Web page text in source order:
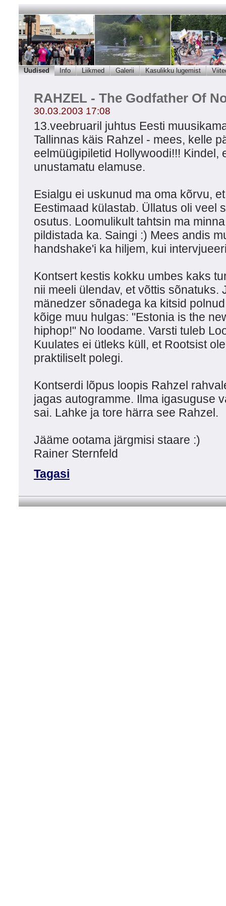
Uudised Info Liikmed Galerii Kasulikku lugemist
RAHZEL - The Godfather Of
30.03.2003 17:08
13.veebruaril juhtus Eesti
Tallinnas käis Rahzel - mees, kelle
eelmüügipiletid Hollywoodi!!! Kindel,
unustamatu elamuse.
Esialgu ei uskunud ma oma kõrvu,
Eestimaad külastab. Üllatus oli veel
osutus. Loomulikult tahtsin ma
pildistada ka. Saingi :) Mees andis
handshake'i ka hiljem, kui
Kontsert kestis kokku umbes kaks
nii meeli ülendav, et võttis sõnatuks.
mänedzer sõnadega ka kitsid
kõige muu hulgas: "Estonia is the
hiphop!" No loodame. Varsti tuleb
Kuulates ei ütleks küll, et Rootsist
praktiliselt polegi.
Kontserdi lõpus loopis Rahzel
jagas autogramme. Ilma igasuguse
sai. Lahke ja tore härra see Rahzel.
Jääme ootama järgmisi staare :)
Rainer Sternfeld
Tagasi